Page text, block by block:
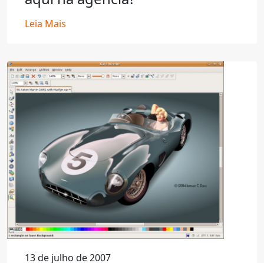
Leia Mais
13 de julho de 2007